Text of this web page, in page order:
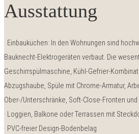
Ausstattung
· Einbauküchen: In den Wohnungen sind
Bauknecht-Elektrogeräten verbaut. Die
Geschirrspülmaschine, Kühl-Gefrier-
Abzugshaube, Spüle mit Chrome-Armatur,
Ober-/Unterschränke, Soft-Close-Fronten
· Loggien, Balkone oder Terrassen mit
· PVC-freier Design-Bodenbelag